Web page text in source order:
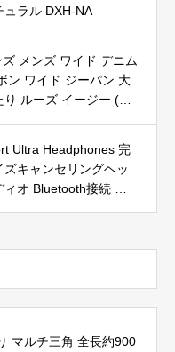
ュラル DXH-NA
メンズ ワイド デニム
ン ワイド ジーパン 大
ルーズ イージー (ヴ
Ultra Headphones 完
キャンセリングヘッ
オ Bluetooth接続 マ
マルチ三角 全長約900